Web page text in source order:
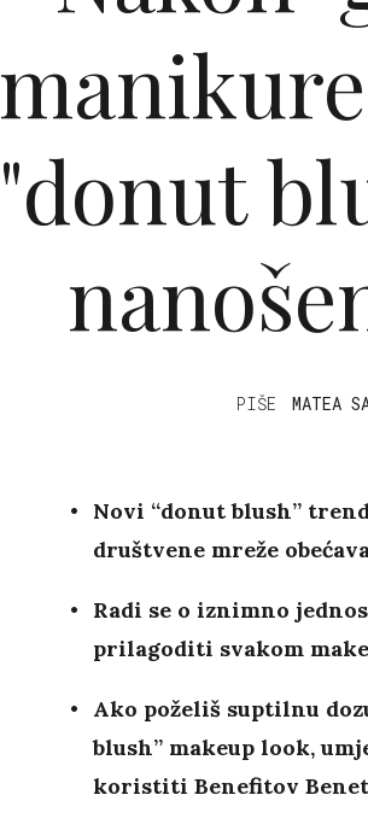
"donut
PIŠE MATEA
Novi “donut blush”
društvene mreže
Radi se o iznimno
prilagoditi svakom
Ako poželiš suptilnu
blush” makeup look,
koristiti Benefitov